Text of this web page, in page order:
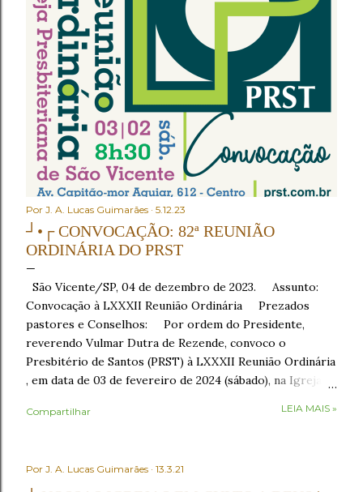
Por J. A. Lucas Guimarães 5.12.23
┘•┌ CONVOCAÇÃO: 82ª REUNIÃO
ORDINÁRIA DO PRST
São Vicente/SP, 04 de dezembro de 2023. Assunto:
Convocação à LXXXII Reunião Ordinária Prezados
pastores e Conselhos: Por ordem do Presidente,
reverendo Vulmar Dutra de Rezende, convoco o
Presbitério de Santos (PRST) à LXXXII Reunião Ordinária
, em data de 03 de fevereiro de 2024 (sábado), na Igreja
Aguiar, nº 612, Centro, São Vicente/SP, como segue: •
Ato de Verificação de Poderes , os Presbíteros
Compartilhar LEIA MAIS »
Por J. A. Lucas Guimarães 13.3.21